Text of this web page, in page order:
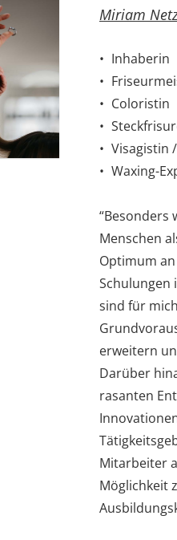
Miriam
Inhaberin
Coloristin
Visagistin
Waxing-
“Besonders
Menschen
Optimum
Schulungen
sind für
erweitern
Darüber
rasanten
Mitarbeiter
Möglichkeit